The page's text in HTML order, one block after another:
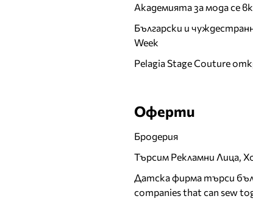
Академията за мода се
Български и
Week
Pelagia Stage Couture
Оферти
Бродерия
Търсим Рекламни Лица,
Датска фирма търси
companies that can sew